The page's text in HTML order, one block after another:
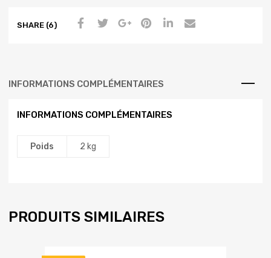
SHARE (6)
INFORMATIONS COMPLÉMENTAIRES
INFORMATIONS COMPLÉMENTAIRES
Poids 2 kg
PRODUITS SIMILAIRES